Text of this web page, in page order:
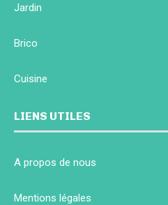
Jardin
Brico
Cuisine
LIENS UTILES
A propos de nous
Mentions légales